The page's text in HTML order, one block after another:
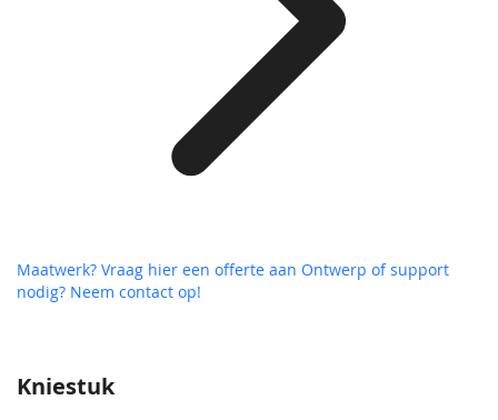
Kniestuk
Maatwerk? Vraag hier een offerte aan Ontwerp of support
nodig? Neem contact op!